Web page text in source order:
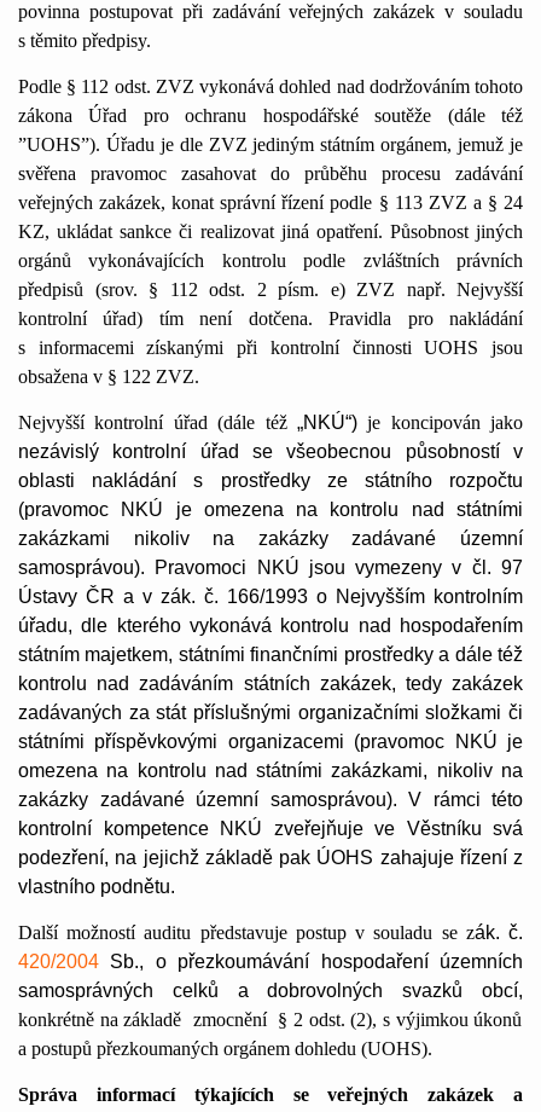
povinna postupovat při zadávání veřejných zakázek v souladu
s těmito předpisy.
Podle § 112 odst. ZVZ vykonává dohled nad dodržováním tohoto
zákona Úřad pro ochranu hospodářské soutěže (dále též
”UOHS”). Úřadu je dle ZVZ jediným státním orgánem, jemuž je
svěřena pravomoc zasahovat do průběhu procesu zadávání
veřejných zakázek, konat správní řízení podle § 113 ZVZ a § 24
KZ, ukládat sankce či realizovat jiná opatření. Působnost jiných
orgánů vykonávajících kontrolu podle zvláštních právních
předpisů (srov. § 112 odst. 2 písm. e) ZVZ např. Nejvyšší
kontrolní úřad) tím není dotčena. Pravidla pro nakládání
s informacemi získanými při kontrolní činnosti UOHS jsou
obsažena v § 122 ZVZ.
Nejvyšší kontrolní úřad (dále též „NKÚ“)je koncipován jako
nezávislý kontrolní úřad se všeobecnou působností v
oblasti nakládání s prostředky ze státního rozpočtu
(pravomoc NKÚ je omezena na kontrolu nad státními
zakázkami nikoliv na zakázky zadávané územní
samosprávou). Pravomoci NKÚ jsou vymezeny v čl. 97
Ústavy ČR a v zák. č. 166/1993 o Nejvyšším kontrolním
úřadu, dle kterého vykonává kontrolu nad hospodařením
státním majetkem, státními finančními prostředky a dále též
kontrolu nad zadáváním státních zakázek, tedy zakázek
zadávaných za stát příslušnými organizačními složkami či
státními příspěvkovými organizacemi (pravomoc NKÚ je
omezena na kontrolu nad státními zakázkami, nikoliv na
zakázky zadávané územní samosprávou). V rámci této
kontrolní kompetence NKÚ zveřejňuje ve Věstníku svá
podezření, na jejichž základě pak ÚOHS zahajuje řízení z
vlastního podnětu.
Další možností auditu představuje postup v souladu se zák. č.
420/2004 Sb., o přezkoumávání hospodaření územních
samosprávných celků a dobrovolných svazků obcí,
konkrétně na základě zmocnění
§ 2 odst. (2), s výjimkou úkonů
a postupů přezkoumaných orgánem dohledu (UOHS).
Správa informací týkajících se veřejných zakázek a